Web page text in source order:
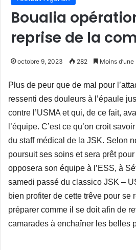
Boualia
reprise de la
octobre 9, 2023 282 Moins
Plus de peur que de mal pour
ressenti des douleurs à l’épaule
contre l’USMA et qui, de ce fait,
l’équipe. C’est ce qu’on croit
du staff médical de la JSK. Selon
poursuit ses soins et sera prêt
opposera son équipe à l’ESS, à
samedi passé du classico JSK –
bien profiter de cette trêve pour se
préparer comme il se doit afin de
camarades à enchaîner les belles